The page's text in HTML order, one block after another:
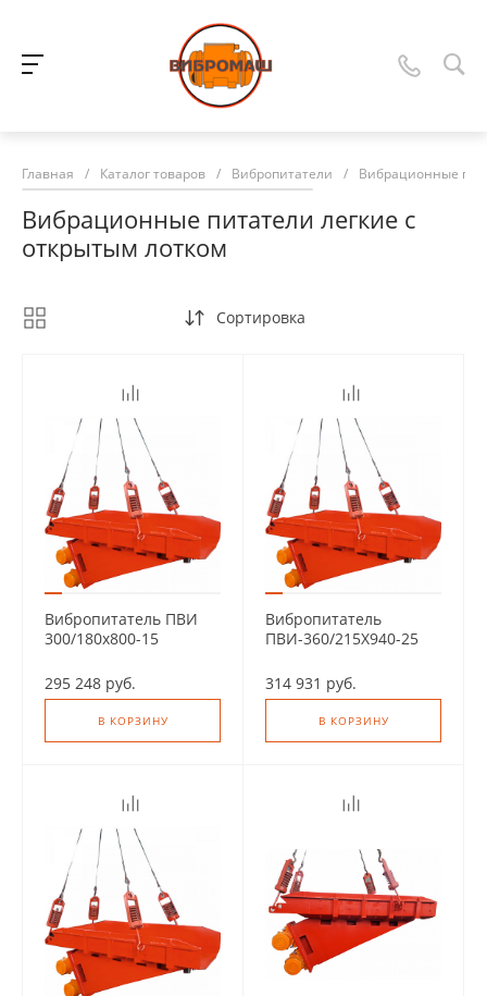
Главная / Каталог товаров / Вибропитатели / Вибрационные
Вибрационные питатели легкие с
открытым лотком
Сортировка
Вибропитатель ПВИ
300/180х800-15
295 248 руб.
В КОРЗИНУ
Вибропитатель
ПВИ-360/215Х940-25
314 931 руб.
В КОРЗИНУ